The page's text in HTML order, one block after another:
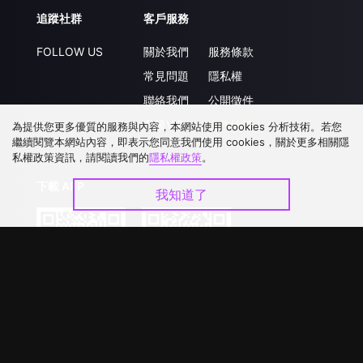
追蹤社群
FOLLOW US
客戶服務
關於我們
常見問題
聯絡我們
升級VIP
服務條款
隱私權
公開徵件
合作洽談
為提供您更多優質的服務與內容，本網站使用 cookies 分析技術。若您
繼續閱覽本網站內容，即表示您同意我們使用 cookies，關於更多相關隱
私權政策資訊，請閱讀我們的隱私權政策。
我知道了